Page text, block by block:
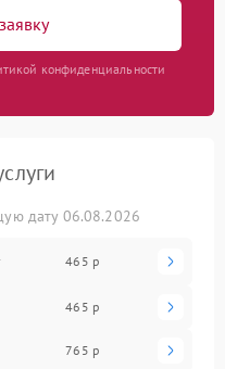
конфиденциальности
дату 06.08.2026
465 р
465 р
765 р